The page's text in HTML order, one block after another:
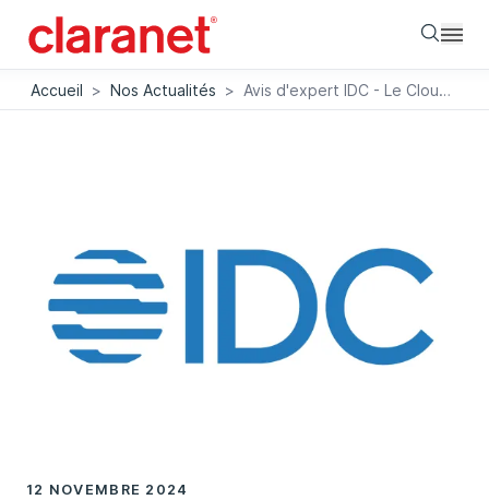
Accueil > Nos Actualités > Avis d'expert IDC - Le Cloud comme catalyseur de flux data
12 NOVEMBRE 2024